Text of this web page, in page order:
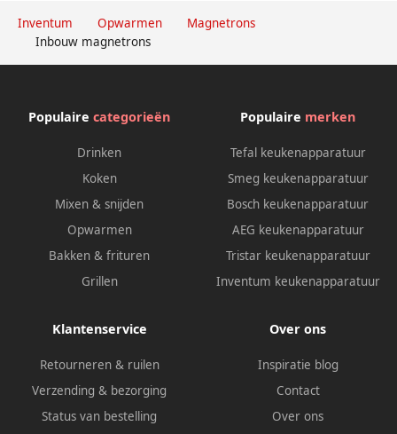
Inventum Opwarmen
Magnetrons
Inbouw magnetrons
Populaire categorieën
Drinken
Koken
Mixen & snijden
Opwarmen
Bakken & frituren
Grillen
Populaire merken
Tefal keukenapparatuur
Smeg keukenapparatuur
Bosch keukenapparatuur
AEG keukenapparatuur
Tristar keukenapparatuur
Inventum keukenapparatuur
Klantenservice
Retourneren & ruilen
Verzending & bezorging
Status van bestelling
Over ons
Inspiratie blog
Contact
Over ons